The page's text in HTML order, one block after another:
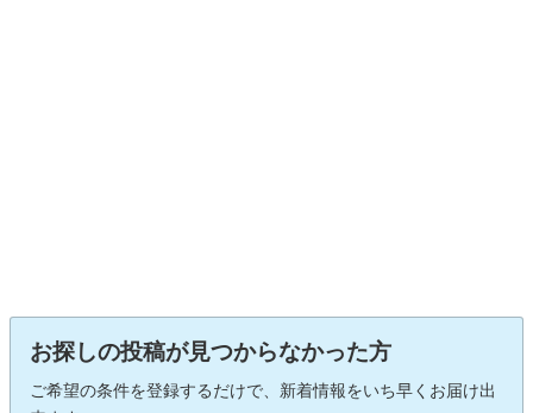
お探しの投稿が見つからなかった方
ご希望の条件を登録するだけで、新着情報をいち早くお届け出